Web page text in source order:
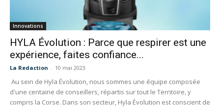
Innovations
HYLA Évolution : Parce que respirer est une
expérience, faites confiance...
La Redaction - 10 mai 2023
Au sein de Hyla Évolution, nous sommes une équipe composée
d'une centaine de conseillers, répartis sur tout le Territoire, y
compris la Corse. Dans son secteur, Hyla Évolution est conscient de